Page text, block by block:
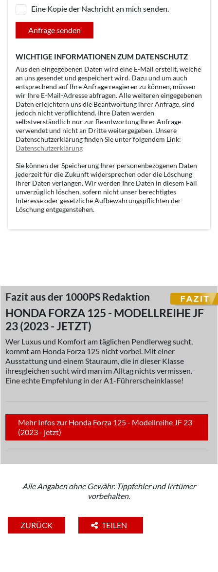
Eine Kopie der Nachricht an mich senden.
Anfrage senden
WICHTIGE INFORMATIONEN ZUM DATENSCHUTZ
Aus den eingegebenen Daten wird eine E-Mail erstellt, welche
an uns gesendet und gespeichert wird. Dazu und um auch
entsprechend auf Ihre Anfrage reagieren zu können, müssen
wir Ihre E-Mail-Adresse abfragen. Alle weiteren eingegebenen
Daten erleichtern uns die Beantwortung ihrer Anfrage, sind
jedoch nicht verpflichtend. Ihre Daten werden
selbstverständlich nur zur Beantwortung Ihrer Anfrage
verwendet und nicht an Dritte weitergegeben. Unsere
Datenschutzerklärung finden Sie unter folgendem Link:
Datenschutzerklärung
Sie können der Speicherung Ihrer personenbezogenen Daten
jederzeit für die Zukunft widersprechen oder die Löschung
Ihrer Daten verlangen. Wir werden Ihre Daten in diesem Fall
unverzüglich löschen, sofern nicht unser berechtigtes
Interesse oder gesetzliche Aufbewahrungspflichten der
Löschung entgegenstehen.
Fazit aus der 1000PS Redaktion
HONDA FORZA 125 - MODELLREIHE JF
23 (2023 - JETZT)
Wer Luxus und Komfort am täglichen Pendlerweg sucht,
kommt am Honda Forza 125 nicht vorbei. Mit einer
Ausstattung und einem Stauraum, die in dieser Klasse
ihresgleichen sucht wird man im Alltag nichts vermissen.
Eine echte Empfehlung in der A1-Führerscheinklasse!
Mehr Infos zur Honda Forza 125 - Modellreihe JF 23
(2023 - jetzt)
Alle Angaben ohne Gewähr. Tippfehler und Irrtümer
vorbehalten.
ZURÜCK TEILEN